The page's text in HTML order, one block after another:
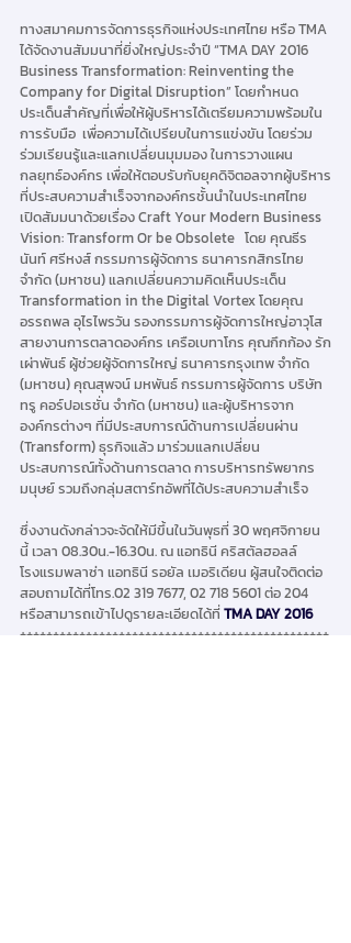
ทางสมาคมการจัดการธุรกิจแห่งประเทศไทย หรือ TMA
ได้จัดงานสัมมนาที่ยิ่งใหญ่ประจำปี “TMA DAY 2016
Business Transformation: Reinventing the
Company for Digital Disruption” โดยกำหนด
ประเด็นสำคัญที่เพื่อให้ผู้บริหารได้เตรียมความพร้อมใน
การรับมือ  เพื่อความได้เปรียบในการแข่งขัน โดยร่วม
ร่วมเรียนรู้และแลกเปลี่ยนมุมมอง ในการวางแผน
กลยุทธ์องค์กร เพื่อให้ตอบรับกับยุคดิจิตอลจากผู้บริหาร
ที่ประสบความสำเร็จจากองค์กรชั้นนำในประเทศไทย
เปิดสัมมนาด้วยเรื่อง Craft Your Modern Business
Vision: Transform Or be Obsolete   โดย คุณธีร
นันท์ ศรีหงส์ กรรมการผู้จัดการ ธนาคารกสิกรไทย
จำกัด (มหาชน) แลกเปลี่ยนความคิดเห็นประเด็น
Transformation in the Digital Vortex โดยคุณ
อรรถพล อุไรไพรวัน รองกรรมการผู้จัดการใหญ่อาวุโส
สายงานการตลาดองค์กร เครือเบทาโกร คุณกึกก้อง รัก
เผ่าพันธ์ ผู้ช่วยผู้จัดการใหญ่ ธนาคารกรุงเทพ จำกัด
(มหาชน) คุณสุพจน์ มหพันธ์ กรรมการผู้จัดการ บริษัท
ทรู คอร์ปอเรชั่น จำกัด (มหาชน) และผู้บริหารจาก
องค์กรต่างๆ ที่มีประสบการณ์ด้านการเปลี่ยนผ่าน
(Transform) ธุรกิจแล้ว มาร่วมแลกเปลี่ยน
ประสบการณ์ทั้งด้านการตลาด การบริหารทรัพยากร
มนุษย์ รวมถึงกลุ่มสตาร์ทอัพที่ได้ประสบความสำเร็จ
ซึ่งงานดังกล่าวจะจัดให้มีขึ้นในวันพุธที่ 30 พฤศจิกายน
นี้ เวลา 08.30น.-16.30น. ณ แอทธินี คริสตัลฮอลล์
โรงแรมพลาซ่า แอทธินี รอยัล เมอริเดียน ผู้สนใจติดต่อ
สอบถามได้ที่โทร.02 319 7677, 02 718 5601 ต่อ 204
หรือสามารถเข้าไปดูรายละเอียดได้ที่ TMA DAY 2016
+++++++++++++++++++++++++++++++++++++++++++++++